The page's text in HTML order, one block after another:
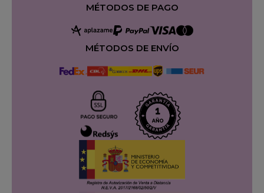
MÉTODOS DE PAGO
MÉTODOS DE ENVÍO